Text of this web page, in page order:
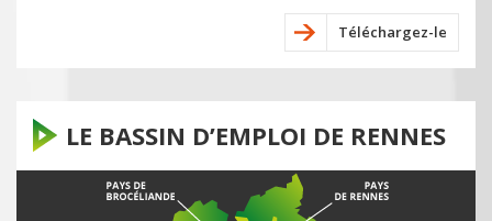
Téléchargez-le
LE BASSIN D’EMPLOI DE RENNES